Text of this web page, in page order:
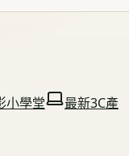
小學堂
最新3C產